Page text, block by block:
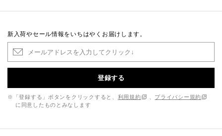
新入荷やセール情報をいちはやくお届けします。
登録する
※「登録する」ボタンをクリックすると、 利用規約
プライバシー規約
に同意したものとみなします